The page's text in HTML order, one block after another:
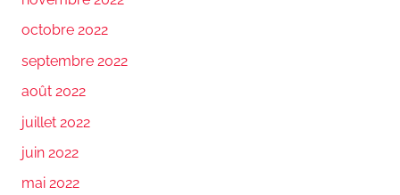
octobre 2022
septembre 2022
août 2022
juillet 2022
juin 2022
mai 2022